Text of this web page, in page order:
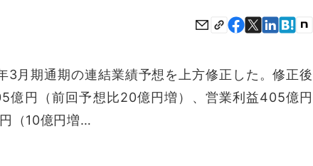
月期通期の連結業績予想を上方修正した。修正後
億円（前回予想比20億円増）、営業利益405億円
（10億円増…